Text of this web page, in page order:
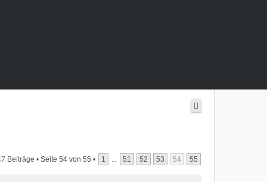
Beiträge • Seite 54 von 55 • 1 ... 51 52 53 54 55